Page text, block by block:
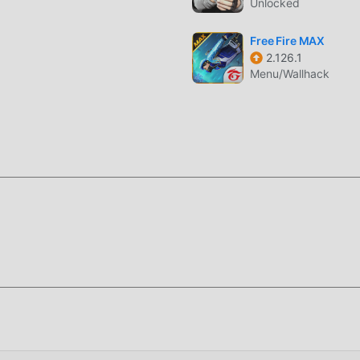
passent beaucoup de temps à accumuler leur
est à la fois la caractéristique et le plaisir du jeu, mais en
fatiguer les gens, mais maintenant, l'émergence des
de dépenser la majeure partie de votre énergie et de
facilement vous aider à omettre ce processus, vous
pour installer l'application moddroid, vous pouvez
Unlocked
Free Fire MAX
2.126.1
Menu/Wallhack